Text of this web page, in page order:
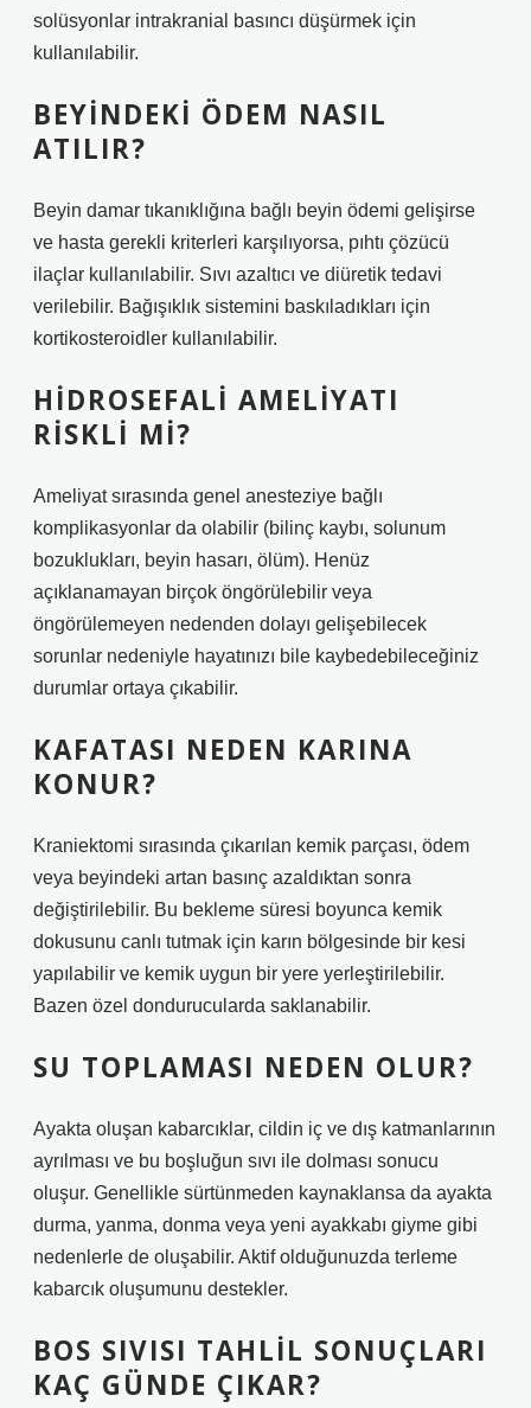
solüsyonlar intrakranial basıncı düşürmek için
kullanılabilir.
BEYINDEKI ÖDEM NASIL
ATILIR?
Beyin damar tıkanıklığına bağlı beyin ödemi gelişirse
ve hasta gerekli kriterleri karşılıyorsa, pıhtı çözücü
ilaçlar kullanılabilir. Sıvı azaltıcı ve diüretik tedavi
verilebilir. Bağışıklık sistemini baskıladıkları için
kortikosteroidler kullanılabilir.
HIDROSEFALI AMELIYATI
RISKLI MI?
Ameliyat sırasında genel anesteziye bağlı
komplikasyonlar da olabilir (bilinç kaybı, solunum
bozuklukları, beyin hasarı, ölüm). Henüz
açıklanamayan birçok öngörülebilir veya
öngörülemeyen nedenden dolayı gelişebilecek
sorunlar nedeniyle hayatınızı bile kaybedebileceğiniz
durumlar ortaya çıkabilir.
KAFATASI NEDEN KARINA
KONUR?
Kraniektomi sırasında çıkarılan kemik parçası, ödem
veya beyindeki artan basınç azaldıktan sonra
değiştirilebilir. Bu bekleme süresi boyunca kemik
dokusunu canlı tutmak için karın bölgesinde bir kesi
yapılabilir ve kemik uygun bir yere yerleştirilebilir.
Bazen özel dondurucularda saklanabilir.
SU TOPLAMASI NEDEN OLUR?
Ayakta oluşan kabarcıklar, cildin iç ve dış katmanlarının
ayrılması ve bu boşluğun sıvı ile dolması sonucu
oluşur. Genellikle sürtünmeden kaynaklansa da ayakta
durma, yanma, donma veya yeni ayakkabı giyme gibi
nedenlerle de oluşabilir. Aktif olduğunuzda terleme
kabarcık oluşumunu destekler.
BOS SIVISI TAHLIL SONUÇLARI
KAÇ GÜNDE ÇIKAR?